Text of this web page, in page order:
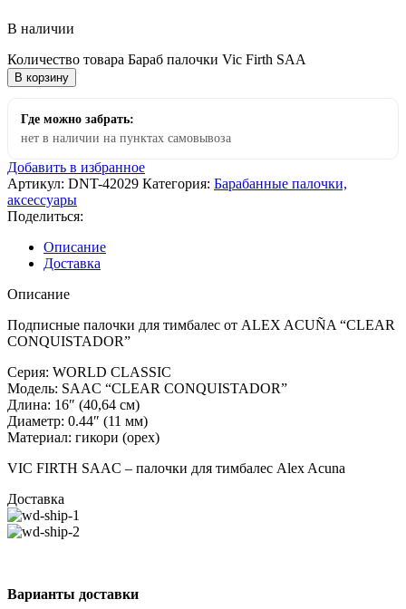
В наличии
Количество товара Бараб палочки Vic Firth SAA
В корзину
Где можно забрать:
нет в наличии на пунктах самовывоза
Добавить в избранное
Артикул: DNT-42029 Категория: Барабанные палочки,
аксессуары
Поделиться:
Описание
Доставка
Описание
Подписные палочки для тимбалес от ALEX ACUÑA “CLEAR
CONQUISTADOR”
Серия: WORLD CLASSIC
Модель: SAAC “CLEAR CONQUISTADOR”
Длина: 16″ (40,64 см)
Диаметр: 0.44″ (11 мм)
Материал: гикори (орех)
VIC FIRTH SAAC – палочки для тимбалес Alex Acuna
Доставка
Варианты доставки